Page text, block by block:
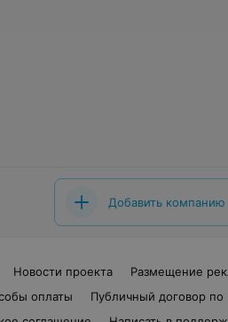
Добавить компанию
Новости проекта Размещение
оплаты
Публичный договор